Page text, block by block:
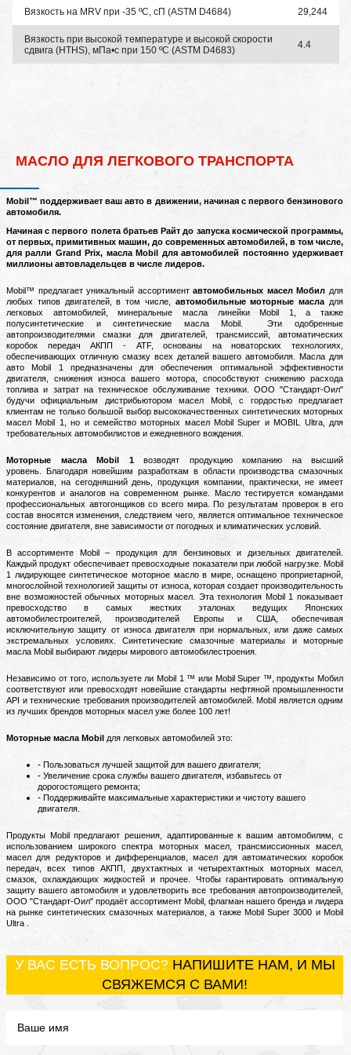
Вязкость на MRV при -35 ºC, сП (ASTM D4684) 29,244
Вязкость при высокой температуре и высокой скорости
сдвига (HTHS), мПа•с при 150 ºC (ASTM D4683)
4.4
МАСЛО ДЛЯ ЛЕГКОВОГО ТРАНСПОРТА
Mobil™ поддерживает ваш авто в движении, начиная с первого бензинового
автомобиля.
Начиная с первого полета братьев Райт до запуска космической программы,
от первых, примитивных машин, до современных автомобилей, в том числе,
для ралли Grand Prix, масла Mobil для автомобилей постоянно удерживает
миллионы автовладельцев в числе лидеров.
Mobil™ предлагает уникальный ассортиментавтомобильных масел Мобил для
любых типов двигателей, в том числе, автомобильные моторные масла для
легковых автомобилей, минеральные масла линейки Mobil 1, а также
полусинтетические и синтетические масла Mobil.Эти одобренные
автопроизводителями смазки для двигателей, трансмиссий, автоматических
коробок передач АКПП - ATF, основаны на новаторских технологиях,
обеспечивающих отличную смазку всех деталей вашего автомобиля.Масла для
авто Mobil 1 предназначены для обеспечения оптимальной эффективности
двигателя, снижения износа вашего мотора, способствуют снижению расхода
топлива и затрат на техническое обслуживание техники. ООО "Стандарт-Оил"
будучи официальным дистрибьютором масел Mobil, с гордостью предлагает
клиентам не только большой выбор высококачественных синтетических моторных
масел Mobil 1, но и семейство моторных масел Mobil Super и MOBIL Ultra, для
требовательных автомобилистов и ежедневного вождения.
Моторные масла Mobil 1возводят продукцию компанию на высший
уровень. Благодаря новейшим разработкам в области производства смазочных
материалов, на сегодняшний день, продукция компании, практически, не имеет
конкурентов и аналогов на современном рынке. Масло тестируется командами
профессиональных автогонщиков со всего мира. По результатам проверок в его
состав вносятся изменения, следствием чего, является оптимальное техническое
состояние двигателя, вне зависимости от погодных и климатических условий.
В ассортименте Mobil – продукция для бензиновых и дизельных двигателей.
Каждый продукт обеспечивает превосходные показатели при любой нагрузке. Mobil
1 лидирующее синтетическое моторное масло в мире, оснащено проприетарной,
многослойной технологией защиты от износа, которая создает производительность
вне возможностей обычных моторных масел. Эта технология Mobil 1 показывает
превосходство в самых жестких эталонах ведущих Японских
автомобилестроителей, производителей Европы и США, обеспечивая
исключительную защиту от износа двигателя при нормальных, или даже самых
экстремальных условиях. Синтетические смазочные материалы и моторные
масла Mobil выбирают лидеры мирового автомобилестроения.
Независимо от того, используете ли Mobil 1 ™ или Mobil Super ™, продукты Мобил
соответствуют или превосходят новейшие стандарты нефтяной промышленности
API и технические требования производителей автомобилей. Mobil является одним
из лучших брендов моторных масел уже более 100 лет!
Моторные масла Mobil для легковых автомобилей это:
Пользоваться лучшей защитой для вашего двигателя;
Увеличение срока службы вашего двигателя, избавьтесь от
дорогостоящего ремонта;
Поддерживайте максимальные характеристики и чистоту вашего
двигателя.
Продукты Mobil предлагают решения, адаптированные к вашим автомобилям, с
использованием широкого спектра моторных масел, трансмиссионных масел,
масел для редукторов и дифференциалов, масел для автоматических коробок
передач, всех типов АКПП, двухтактных и четырехтактных моторных масел,
смазок, охлаждающих жидкостей и прочее. Чтобы гарантировать оптимальную
защиту вашего автомобиля и удовлетворить все требования автопроизводителей,
ООО "Стандарт-Оил" продаёт ассортимент Mobil, флагман нашего бренда и лидера
на рынке синтетических смазочных материалов, а также Mobil Super 3000 и Mobil
Ultra .
У ВАС ЕСТЬ ВОПРОС? НАПИШИТЕ НАМ, И МЫ
СВЯЖЕМСЯ С ВАМИ!